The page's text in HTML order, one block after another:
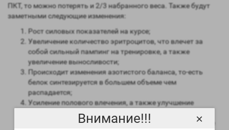
Внимание!!! ×
ПКТ, то можно потерять и 2/3 набранного веса. Также будут
заметными следующие изменения:
Рост силовых показателей на курсе;
Увеличение количество эритроцитов, что влечет за
собой сильный пампинг на тренировке, а также
увеличение выносливости;
Происходит изменения азотистого баланса, то-есть
белок синтезируется в большем объеме чем
распадается;
Усиление полового влечения, а также улучшение
Повышенный аппетит и проявления агрессии вам тоже